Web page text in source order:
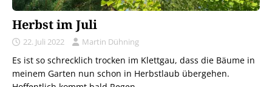
Herbst im Juli
22. Juli 2022 Martin Dühning
Es ist so schrecklich trocken im Klettgau, dass die Bäume in
meinem Garten nun schon in Herbstlaub übergehen.